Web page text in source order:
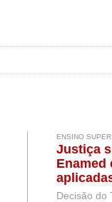
ENSINO
Justiça
Enamed
Medicina
Decisão do